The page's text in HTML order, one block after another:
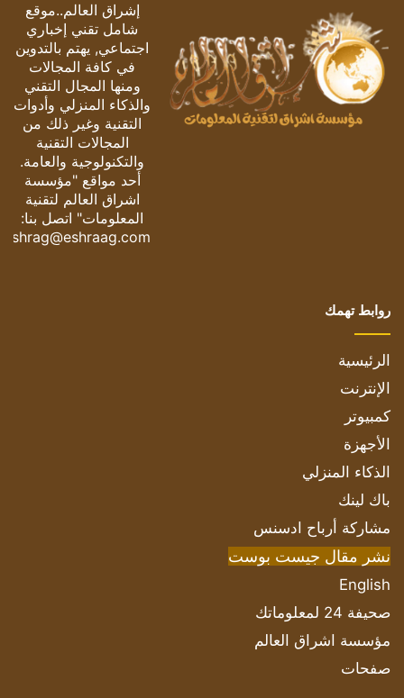
إشراق العالم..موقع
شامل تقني إخباري
اجتماعي, يهتم بالتدوين
في كافة المجالات
ومنها المجال التقني
والذكاء المنزلي وأدوات
التقنية وغير ذلك من
المجالات التقنية
والتكنولوجية والعامة.
أحد مواقع "مؤسسة
اشراق العالم لتقنية
المعلومات" اتصل بنا:
eshrag@eshraag.com
روابط تهمك
الرئيسية
الإنترنت
كمبيوتر
الأجهزة
الذكاء المنزلي
باك لينك
مشاركة أرباح ادسنس
نشر مقال جيست بوست
English
صحيفة 24 لمعلوماتك
مؤسسة اشراق العالم
صفحات